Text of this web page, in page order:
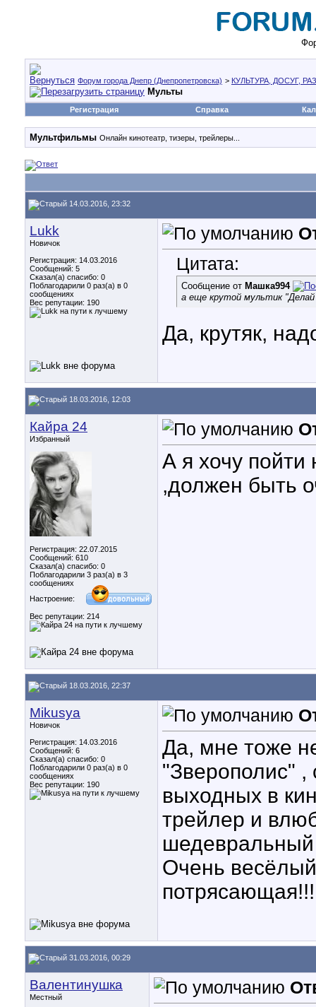
Форум города Днепр (Днепропетровска) > КУЛЬТУРА, ДОСУГ,
Мульты
Регистрация Справка
Мультфильмы Онлайн кинотеатр, тизеры, трейлеры...
14.03.2016, 23:32
Lukk
Новичок
Регистрация: 14.03.2016
Сообщений: 5
Сказал(а) спасибо: 0
Поблагодарили 0 раз(а) в 0
сообщениях
Вес репутации: 190
Цитата:
Сообщение от Машка994
а еще крутой мультик "Делай
Да, крутяк,
18.03.2016, 12:03
Кайра 24
Избранный
Регистрация: 22.07.2015
Сообщений: 610
Сказал(а) спасибо: 0
Поблагодарили 3 раз(а) в 3
сообщениях
Настроение:
Вес репутации: 214
А я хочу пойти
,должен быть
18.03.2016, 22:37
Mikusya
Новичок
Регистрация: 14.03.2016
Сообщений: 6
Сказал(а) спасибо: 0
Поблагодарили 0 раз(а) в 0
сообщениях
Вес репутации: 190
Да, мне тоже
"Зверополис" ,
выходных в
трейлер и
шедевральный
Очень
потрясающая!!!
31.03.2016, 00:29
Валентинушка
Местный